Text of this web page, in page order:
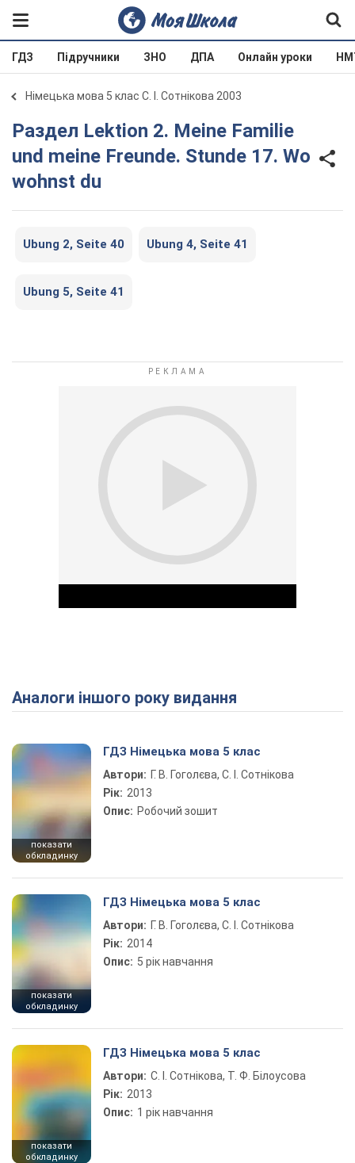
ГДЗ Підручники ЗНО ДПА Онлайн уроки
Німецька мова 5 клас С. І. Сотнікова 2003
Раздел Lektion 2. Meine Familie
und meine Freunde. Stunde 17. Wo
wohnst du
Ubung 2, Seite 40 Ubung 4, Seite 41
Ubung 5, Seite 41
Play Video
Аналоги іншого року видання
показати
обкладинку
ГДЗ Німецька мова 5 клас
Автори: Г. В. Гоголєва, С. І. Сотнікова
Рік: 2013
Опис: Робочий зошит
показати
обкладинку
ГДЗ Німецька мова 5 клас
Автори: Г. В. Гоголєва, С. І. Сотнікова
Рік: 2014
Опис: 5 рік навчання
показати
обкладинку
ГДЗ Німецька мова 5 клас
Автори: С. І. Сотнікова, Т. Ф. Білоусова
Рік: 2013
Опис: 1 рік навчання